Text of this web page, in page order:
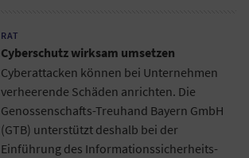
RAT
Cyberschutz wirksam umsetzen
Cyberattacken können bei Unternehmen
verheerende Schäden anrichten. Die
Genossenschafts-Treuhand Bayern GmbH
(GTB) unterstützt deshalb bei der
Einführung des Informationssicherheits-